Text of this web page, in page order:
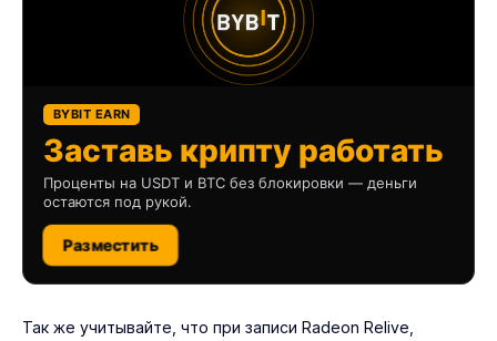
BYBIT EARN
Заставь крипту работать
Проценты на USDT и BTC без блокировки — деньги
остаются под рукой.
Разместить
Так же учитывайте, что при записи Radeon Relive,